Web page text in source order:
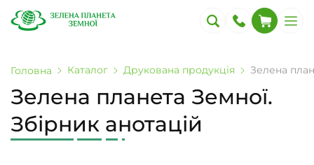
Головна Каталог Друкована продукція Зелена
Зелена планета Земної.
Збірник анотацій